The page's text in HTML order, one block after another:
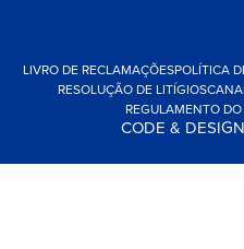
LIVRO DE RECLAMAÇÕESPOLÍTICA
RESOLUÇÃO DE LITÍGIOS
REGULAMENTO
CODE &